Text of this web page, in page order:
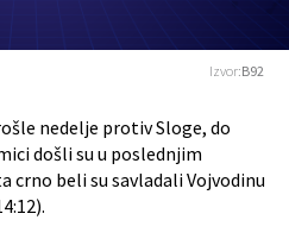
Izvor:B92
nedelje protiv Sloge, do
došli su u poslednjim
crno beli su savladali Vojvodinu